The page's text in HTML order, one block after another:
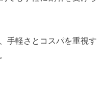
手軽さとコスパを重視す